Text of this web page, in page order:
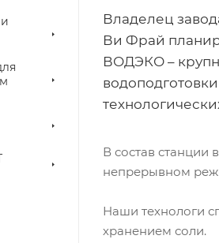
Владелец
Ви Фрай
ВОДЭКО –
В состав станции
непрерывном
Наши технологи
хранением соли.